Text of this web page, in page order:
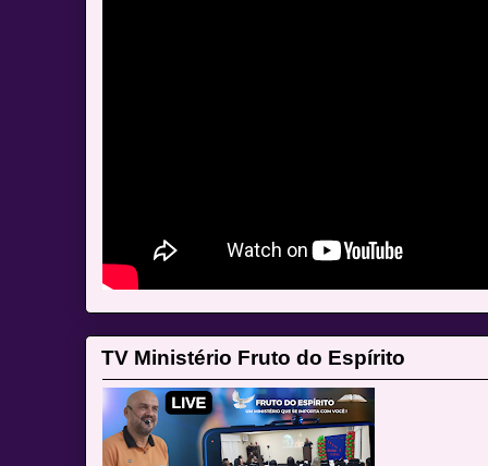
TV Ministério Fruto do Espírito